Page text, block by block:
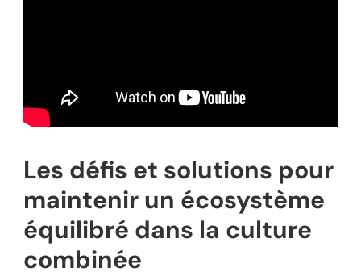
Les défis et solutions pour
maintenir un écosystème
équilibré dans la culture
combinée